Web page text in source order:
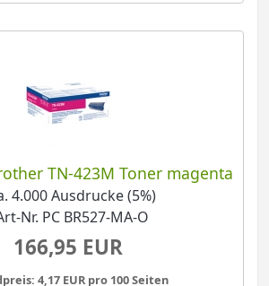
TN-423M Toner magenta
4.000 Ausdrucke (5%)
Nr. PC BR527-MA-O
166,95 EUR
4,17 EUR pro 100 Seiten